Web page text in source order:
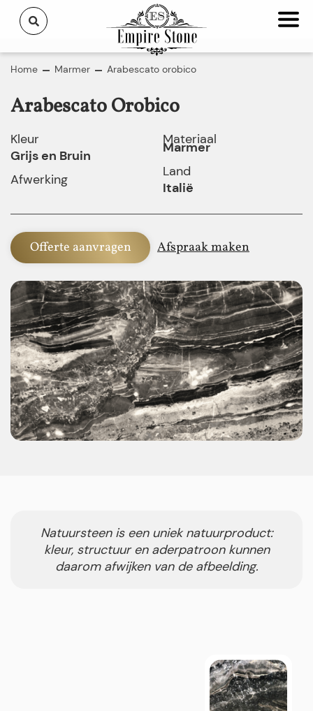
Home Marmer Arabescato orobico
Arabescato Orobico
Kleur
Grijs en Bruin
Afwerking
Materiaal
Marmer
Land
Italië
Offerte aanvragen Afspraak maken
Natuursteen is een uniek natuurproduct:
kleur, structuur en aderpatroon kunnen
daarom afwijken van de afbeelding.